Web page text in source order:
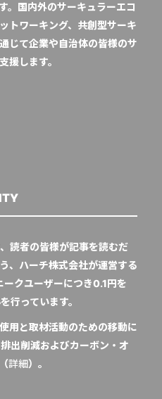
。国内外のサーキュラーエコ
トワーキング、共創型サーキ
じて企業や自治体の皆様のサ
援します。
読者の皆様が記事を読むだ
、ハーチ株式会社が運営する
ークユーザーにつき0.1円を
行っています。
用と取材活動のための移動に
出削減およびカーボン・オ
詳細）。